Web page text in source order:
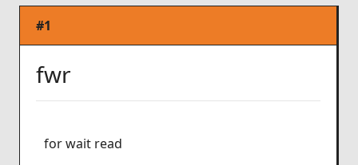
#1
fwr
for wait read